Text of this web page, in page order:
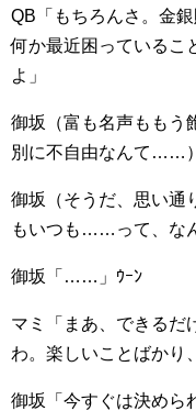
QB「もちろんさ。金
何か最近困っているこ
よ」
御坂（富も名声ももう
別に不自由なんて……）
御坂（そうだ、思い通
もいつも……って、な
御坂「……」ｳｰﾝ
マミ「まあ、できるだ
わ。楽しいことばかり
御坂「今すぐは決めら